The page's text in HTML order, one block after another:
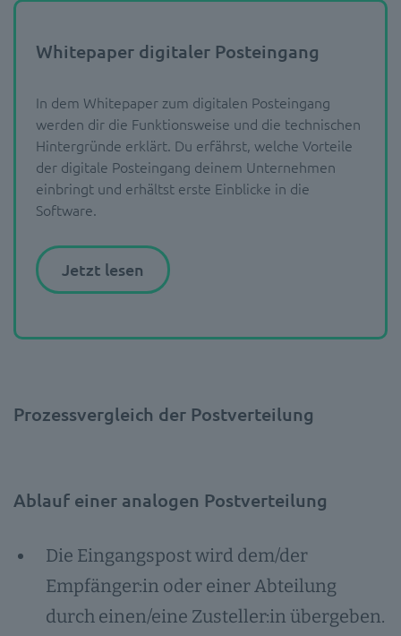
Whitepaper digitaler Posteingang
In dem Whitepaper zum digitalen Posteingang
werden dir die Funktionsweise und die technischen
Hintergründe erklärt. Du erfährst, welche Vorteile
der digitale Posteingang deinem Unternehmen
einbringt und erhältst erste Einblicke in die
Software.
Jetzt lesen
Prozessvergleich der Postverteilung
Ablauf einer analogen Postverteilung
Die Eingangspost wird dem/der
Empfänger:in oder einer Abteilung
durch einen/eine Zusteller:in übergeben.